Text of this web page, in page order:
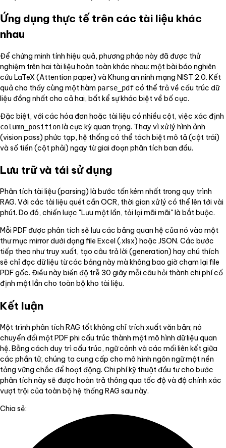
Ứng dụng thực tế trên các tài liệu khác
nhau
Để chứng minh tính hiệu quả, phương pháp này đã được thử
nghiệm trên hai tài liệu hoàn toàn khác nhau: một bài báo nghiên
cứu LaTeX (Attention paper) và Khung an ninh mạng NIST 2.0. Kết
quả cho thấy cùng một hàm parse_pdfcó thể trả về cấu trúc dữ
liệu đồng nhất cho cả hai, bất kể sự khác biệt về bố cục.
Đặc biệt, với các hóa đơn hoặc tài liệu có nhiều cột, việc xác định
column_positionlà cực kỳ quan trọng. Thay vì xử lý hình ảnh
(vision pass) phức tạp, hệ thống có thể tách biệt mô tả (cột trái)
và số tiền (cột phải) ngay từ giai đoạn phân tích ban đầu.
Lưu trữ và tái sử dụng
Phân tích tài liệu (parsing) là bước tốn kém nhất trong quy trình
RAG. Với các tài liệu quét cần OCR, thời gian xử lý có thể lên tới vài
phút. Do đó, chiến lược "Lưu một lần, tải lại mãi mãi" là bắt buộc.
Mỗi PDF được phân tích sẽ lưu các bảng quan hệ của nó vào một
thư mục mirror dưới dạng file Excel (.xlsx) hoặc JSON. Các bước
tiếp theo như truy xuất, tạo câu trả lời (generation) hay chú thích
sẽ chỉ đọc dữ liệu từ các bảng này mà không bao giờ chạm lại file
PDF gốc. Điều này biến độ trễ 30 giây mỗi câu hỏi thành chi phí cố
định một lần cho toàn bộ kho tài liệu.
Kết luận
Một trình phân tích RAG tốt không chỉ trích xuất văn bản; nó
chuyển đổi một PDF phi cấu trúc thành một mô hình dữ liệu quan
hệ. Bằng cách duy trì cấu trúc, ngữ cảnh và các mối liên kết giữa
các phần tử, chúng ta cung cấp cho mô hình ngôn ngữ một nền
tảng vững chắc để hoạt động. Chi phí kỹ thuật đầu tư cho bước
phân tích này sẽ được hoàn trả thông qua tốc độ và độ chính xác
vượt trội của toàn bộ hệ thống RAG sau này.
Chia sẻ: